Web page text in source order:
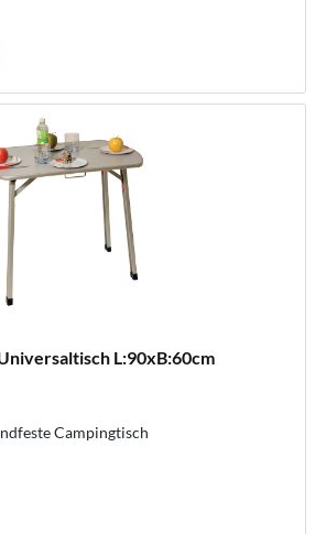
L:90xB:60cm
Campingtisch